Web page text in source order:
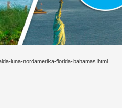
luna-nordamerika-florida-bahamas.html